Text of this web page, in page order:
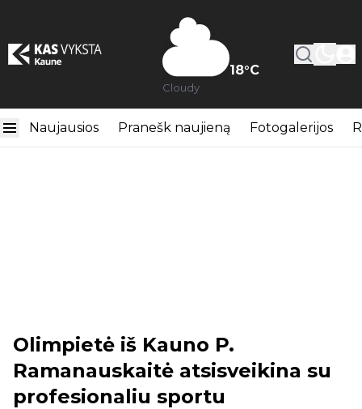
18°C
Cloudy
Naujausios Pranešk naujieną Fotogalerijos
Olimpietė iš Kauno P.
Ramanauskaitė atsisveikina su
profesionaliu sportu